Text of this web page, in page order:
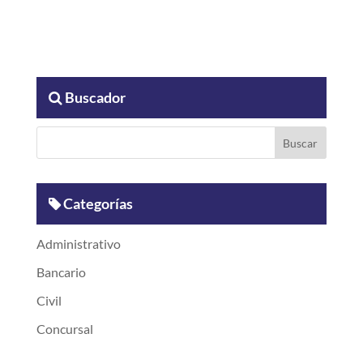
Buscador
Categorías
Administrativo
Bancario
Civil
Concursal